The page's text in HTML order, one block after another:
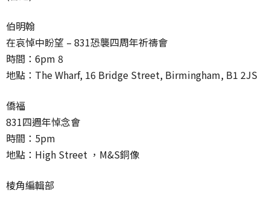
伯明翰
在哀悼中盼望 – 831恐襲四周年祈禱會
時間：6pm 8
地點：The Wharf, 16 Bridge Street, Birmingham, B1 2JS
僑福
831四週年悼念會
時間：5pm
地點：High Street ，M&S銅像
棱角編輯部